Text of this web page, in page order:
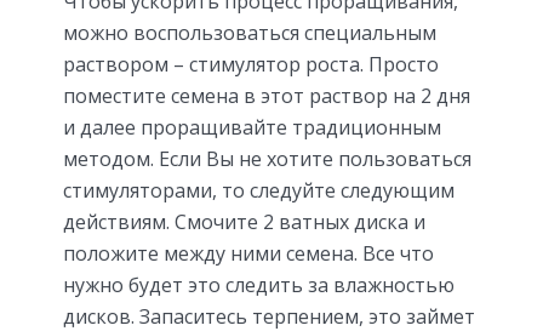
можно воспользоваться специальным
раствором – стимулятор роста. Просто
поместите семена в этот раствор на 2 дня
и далее проращивайте традиционным
методом. Если Вы не хотите пользоваться
стимуляторами, то следуйте следующим
действиям. Смочите 2 ватных диска и
положите между ними семена. Все что
нужно будет это следить за влажностью
дисков. Запаситесь терпением, это займет